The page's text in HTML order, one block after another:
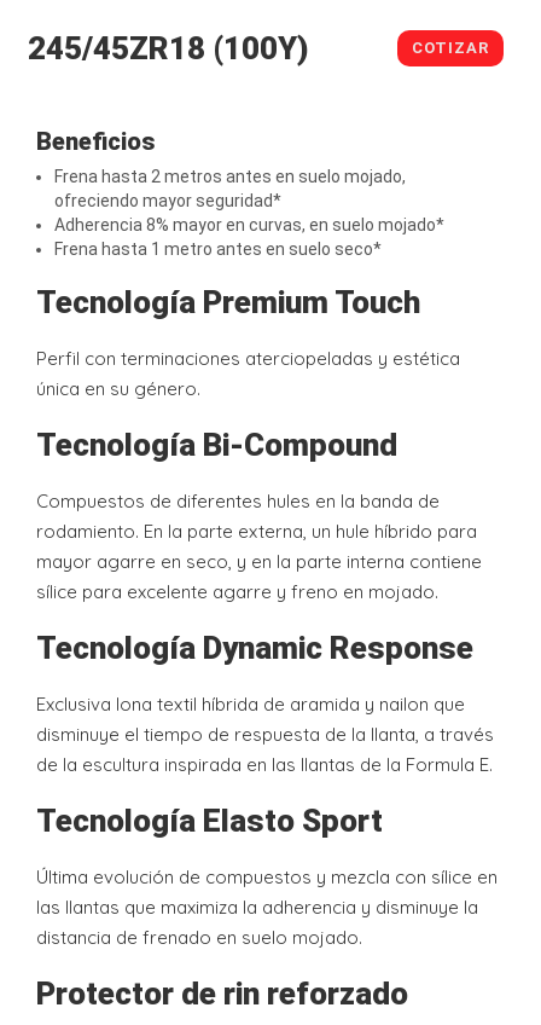
245/45ZR18 (100Y) COTIZAR
Beneficios
Frena hasta 2 metros antes en suelo mojado,
ofreciendo mayor seguridad*
Adherencia 8% mayor en curvas, en suelo mojado*
Frena hasta 1 metro antes en suelo seco*
Tecnología Premium Touch
Perfil con terminaciones aterciopeladas y estética
única en su género.
Tecnología Bi-Compound
Compuestos de diferentes hules en la banda de
rodamiento. En la parte externa, un hule híbrido para
mayor agarre en seco, y en la parte interna contiene
sílice para excelente agarre y freno en mojado.
Tecnología Dynamic Response
Exclusiva lona textil híbrida de aramida y nailon que
disminuye el tiempo de respuesta de la llanta, a través
de la escultura inspirada en las llantas de la Formula E.
Tecnología Elasto Sport
Última evolución de compuestos y mezcla con sílice en
las llantas que maximiza la adherencia y disminuye la
distancia de frenado en suelo mojado.
Protector de rin reforzado